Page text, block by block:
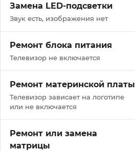
Замена LED-подсветки
Звук есть, изображения нет
Ремонт блока питания
Телевизор не включается
Ремонт материнской платы
Телевизор зависает на логотипе
или не включается
Ремонт или замена
матрицы